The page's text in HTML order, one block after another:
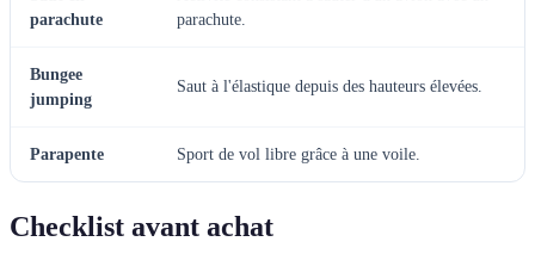
parachute
parachute.
Bungee
jumping
Saut à l'élastique depuis des hauteurs élevées.
Parapente Sport de vol libre grâce à une voile.
Checklist avant achat